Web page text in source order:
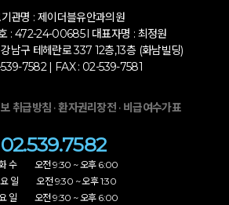
관명 : 제이더블유안과의원
: 472-24-00685 l 대표자명 : 최정원
남구 테헤란로 337 12층,13층 (화남빌딩)
7582 | FAX : 02-539-7581
취급방침 ·환자권리장전 · 비급여수가표
02.539.7582
수 오전 9:30 ~ 오후 6:00
요 일 오전 9:30 ~ 오후 1:30
일 오전 9:30 ~ 오후 6:00